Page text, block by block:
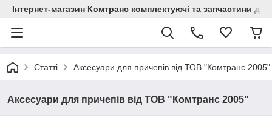
Інтернет-магазин Комтранс комплектуючі та запчастини
Статті Аксесуари для причепів від ТОВ "Комтранс 2005"
Аксесуари для причепів від ТОВ "Комтранс 2005"